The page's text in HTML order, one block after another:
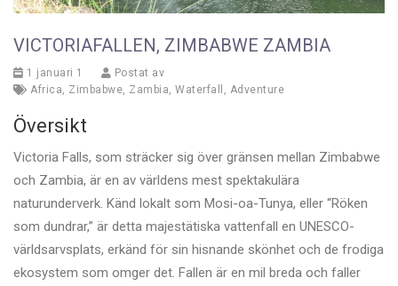
VICTORIAFALLEN, ZIMBABWE ZAMBIA
1 januari 1
Postat av
Africa
Zimbabwe Zambia Waterfall Adventure
Översikt
Victoria Falls, som sträcker sig över gränsen mellan Zimbabwe
och Zambia, är en av världens mest spektakulära
naturunderverk. Känd lokalt som Mosi-oa-Tunya, eller “Röken
som dundrar,” är detta majestätiska vattenfall en UNESCO-
världsarvsplats, erkänd för sin hisnande skönhet och de frodiga
ekosystem som omger det. Fallen är en mil breda och faller